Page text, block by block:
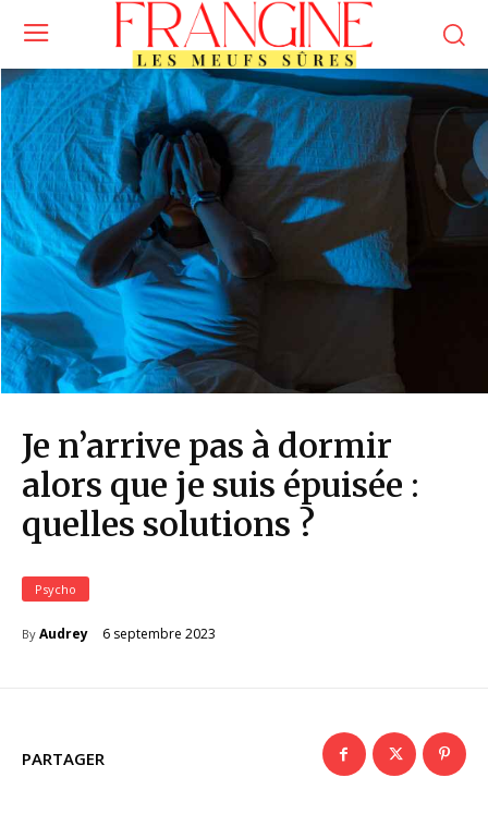
Je n’arrive pas à dormir
alors que je suis épuisée :
quelles solutions ?
Psycho
By Audrey 6 septembre 2023
PARTAGER